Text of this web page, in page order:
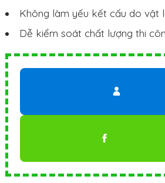
Không làm yếu kết cấu do vật
Dễ kiểm soát chất lượng thi